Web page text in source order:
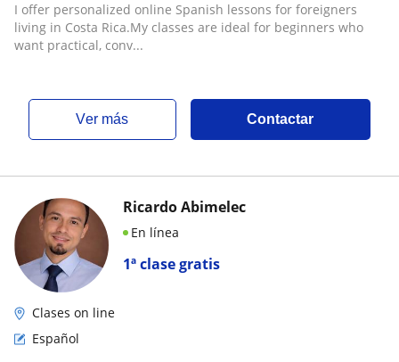
I offer personalized online Spanish lessons for foreigners
living in Costa Rica.My classes are ideal for beginners who
want practical, conv...
ver más Contactar
1ª clase gratis
Ricardo Abimelec
En línea
Clases on line
Español